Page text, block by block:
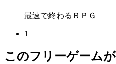
最速で終わるＲＰＧ
1
このフリーゲーム